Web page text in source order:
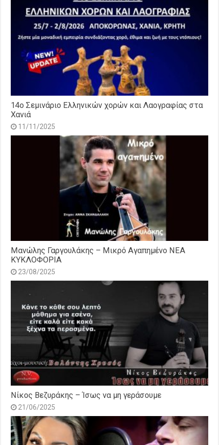
14o Σεμινάριο Ελληνικών χορών και Λαογραφίας στα
Χανιά
11/11/2025
Μανώλης Γαργουλάκης – Μικρό Αγαπημένο NEΑ
ΚΥΚΛΟΦΟΡΙΑ
23/08/2025
Νίκος Βεζυράκης – Ίσως να μη γεράσουμε
21/06/2025